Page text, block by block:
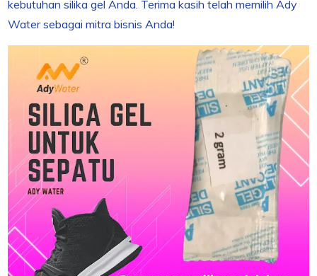
kebutuhan silika gel Anda. Terima kasih telah memilih Ady
Water sebagai mitra bisnis Anda!